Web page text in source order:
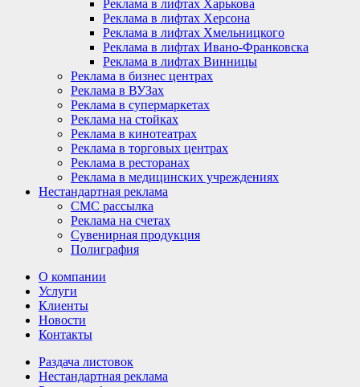
Реклама в лифтах Харькова
Реклама в лифтах Херсона
Реклама в лифтах Хмельницкого
Реклама в лифтах Ивано-Франковска
Реклама в лифтах Винницы
Реклама в бизнес центрах
Реклама в ВУЗах
Реклама в супермаркетах
Реклама на стойках
Реклама в кинотеатрах
Реклама в торговых центрах
Реклама в ресторанах
Реклама в медицинских учреждениях
Нестандартная реклама
СМС рассылка
Реклама на счетах
Сувенирная продукция
Полиграфия
О компании
Услуги
Клиенты
Новости
Контакты
Раздача листовок
Нестандартная реклама